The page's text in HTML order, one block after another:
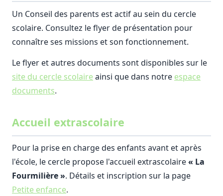
Un Conseil des parents est actif au sein du cercle
scolaire. Consultez le flyer de présentation pour
connaître ses missions et son fonctionnement.
Le flyer et autres documents sont disponibles sur le
site du cercle scolaire ainsi que dans notre espace
documents.
Accueil extrascolaire
Pour la prise en charge des enfants avant et après
l'école, le cercle propose l'accueil extrascolaire« La
Fourmilière ». Détails et inscription sur la page
Petite enfance.